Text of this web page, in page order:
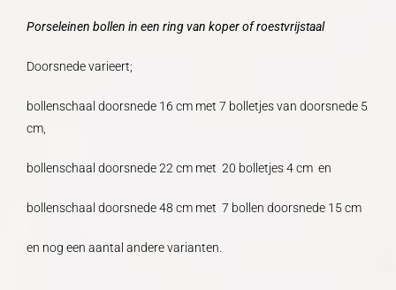
Porseleinen bollen in een ring van koper of roestvrijstaal
Doorsnede varieert;
bollenschaal doorsnede 16 cm met 7 bolletjes van doorsnede 5
cm,
bollenschaal doorsnede 22 cm met 20 bolletjes 4 cm en
bollenschaal doorsnede 48 cm met 7 bollen doorsnede 15 cm
en nog een aantal andere varianten.